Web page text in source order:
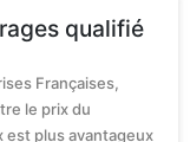
qualifié
Françaises,
le prix du
est plus avantageux